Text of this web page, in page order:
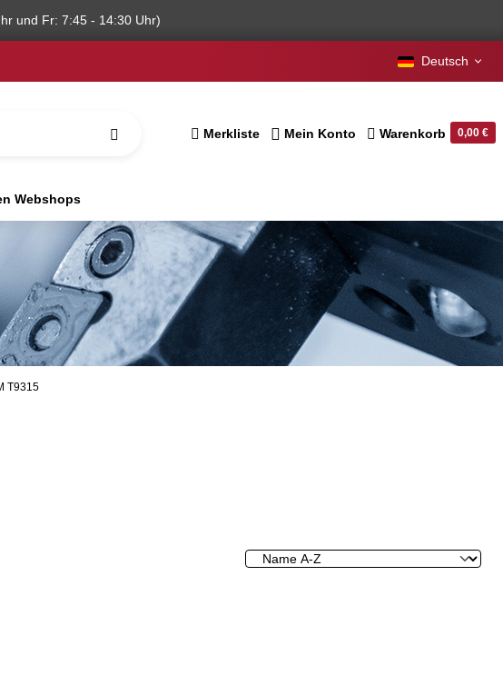
und Fr: 7:45 - 14:30 Uhr)
Deutsch
Merkliste Mein Konto Warenkorb 0,00 €
Webshops
T9315